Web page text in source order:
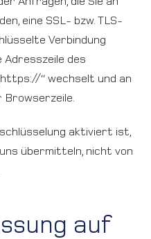
eine SSL- bzw. TLS-
Verbindung
Adresszeile des
“ wechselt und an
Browserzeile.
aktiviert ist,
übermitteln, nicht von
auf